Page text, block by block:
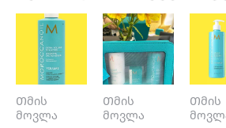
Თმის
მოვლა
Თმის
მოვლა
Თმის